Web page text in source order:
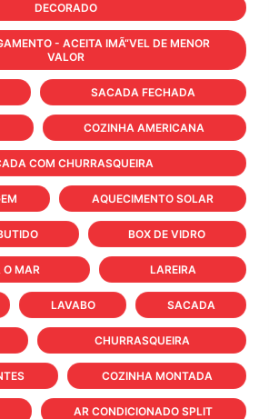
DECORADO
- ACEITA IMÃ“VEL DE MENOR
VALOR
SACADA FECHADA
COZINHA AMERICANA
COM CHURRASQUEIRA
AQUECIMENTO SOLAR
BOX DE VIDRO
O MAR LAREIRA
LAVABO SACADA
CHURRASQUEIRA
COZINHA MONTADA
AR CONDICIONADO SPLIT